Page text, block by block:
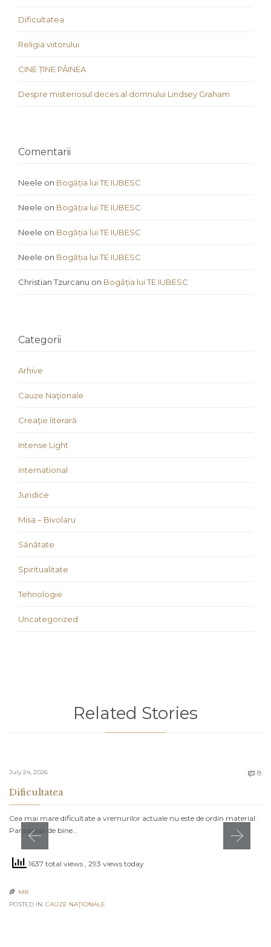
Dificultatea
Religia viitorului
CINE ȚINE PÂINEA
Despre misteriosul deces al domnului Lindsey Graham
Comentarii
Neele on Bogăția lui TE IUBESC
Neele on Bogăția lui TE IUBESC
Neele on Bogăția lui TE IUBESC
Neele on Bogăția lui TE IUBESC
Christian Tzurcanu on Bogăția lui TE IUBESC
Categorii
Arhive
Cauze Naţionale
Creaţie literară
Intense Light
international
Juridice
Misa – Bivolaru
Sănătate
Spiritualitate
Tehnologie
Uncategorized
Related Stories
July 24, 2026  8
Dificultatea
Cea mai mare dificultate a vremurilor actuale nu este de ordin material.
Paradoxal, de bine…
1637 total views , 293 views today
 MR
POSTED IN: CAUZE NAŢIONALE